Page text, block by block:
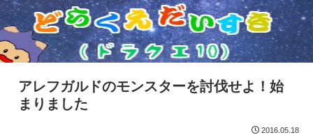
アレフガルドのモンスターを討伐せよ！始
まりました
2016.05.18